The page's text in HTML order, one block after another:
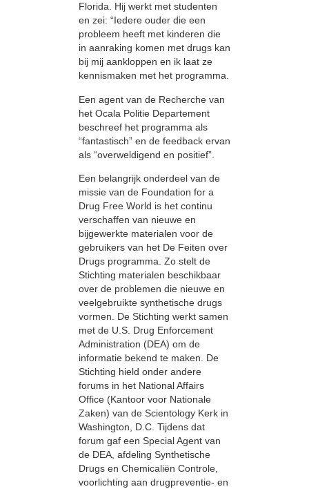
Florida. Hij werkt met studenten
en zei: “Iedere ouder die een
probleem heeft met kinderen die
in aanraking komen met drugs kan
bij mij aankloppen en ik laat ze
kennismaken met het programma.
Een agent van de Recherche van
het Ocala Politie Departement
beschreef het programma als
“fantastisch” en de feedback ervan
als “overweldigend en positief”.
Een belangrijk onderdeel van de
missie van de Foundation for a
Drug Free World is het continu
verschaffen van nieuwe en
bijgewerkte materialen voor de
gebruikers van het De Feiten over
Drugs programma. Zo stelt de
Stichting materialen beschikbaar
over de problemen die nieuwe en
veelgebruikte synthetische drugs
vormen. De Stichting werkt samen
met de U.S. Drug Enforcement
Administration (DEA) om de
informatie bekend te maken. De
Stichting hield onder andere
forums in het National Affairs
Office (Kantoor voor Nationale
Zaken) van de Scientology Kerk in
Washington, D.C. Tijdens dat
forum gaf een Special Agent van
de DEA, afdeling Synthetische
Drugs en Chemicaliën Controle,
voorlichting aan drugpreventie- en